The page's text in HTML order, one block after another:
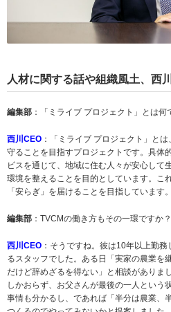
人材に関する話や組織風土、西
編集部 ：「ミライブ プロジェクト」とは何
西川CEO ：「ミライブ プロジェクト」と
守ることを目指すプロジェクトです。具体
ビスを通じて、地域に住む人々が安心して
環境を整えることを目的としています。こ
「安らぎ」を届けることを目指しています。
編集部 ：TVCMの働き方もその一環ですか？
西川CEO ：そうですね。彼は10年以上勤
るスタッフでした。ある日「実家の農業を
だけど辞めざるを得ない」と相談がありま
しかおらず、お父さんが最後の一人という
事情も分かるし、であれば「半分は農業、